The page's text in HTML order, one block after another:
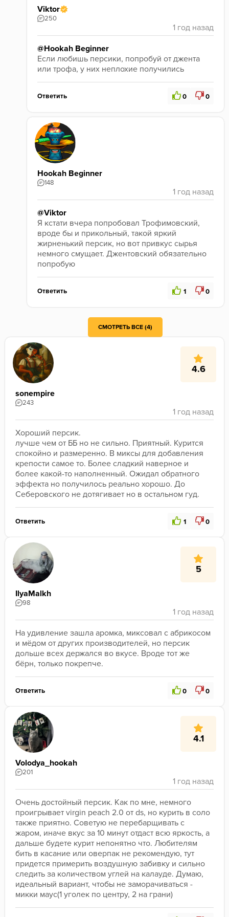
Viktor
250
@Hookah Beginner
Если любишь персики, попробуй от джента
или трофа, у них неплохие получились
Ответить 0 0
Hookah Beginner
148
@Viktor
Я кстати вчера попробовал Трофимовский,
вроде бы и прикольный, такой яркий
жирненький персик, но вот привкус сырья
немного смущает. Джентовский обязательно
попробую
Ответить 1 0
СМОТРЕТЬ ВСЕ (4)
4.6
sonempire
243
Хороший персик.
лучше чем от ББ но не сильно. Приятный. Курится
спокойно и размеренно. В миксы для добавления
крепости самое то. Более сладкий наверное и
более какой-то наполненный. Ожидал обратного
эффекта но получилось реально хорошо. До
Себеровского не дотягивает но в остальном гуд.
Ответить 1 0
5
IlyaMalkh
98
На удивление зашла аромка, миксовал с абрикосом
и мёдом от других производителей, но персик
дольше всех держался во вкусе. Вроде тот же
бёрн, только покрепче.
Ответить 0 0
4.1
Volodya_hookah
201
Очень достойный персик. Как по мне, немного
проигрывает virgin peach 2.0 от ds, но курить в соло
также приятно. Советую не перебарщивать с
жаром, иначе вкус за 10 минут отдаст всю яркость, а
дальше будете курит непонятно что. Любителям
бить в касание или оверпак не рекомендую, тут
придется примерить воздушную забивку и сильно
следить за количеством углей на калауде. Думаю,
идеальный вариант, чтобы не заморачиваться -
микки маус(1 уголек по центру, 2 на грани)